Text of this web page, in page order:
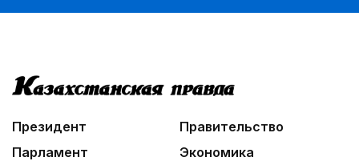
Познавательно и безопасно
06:00
Президент
Правительство
Парламент
Экономика